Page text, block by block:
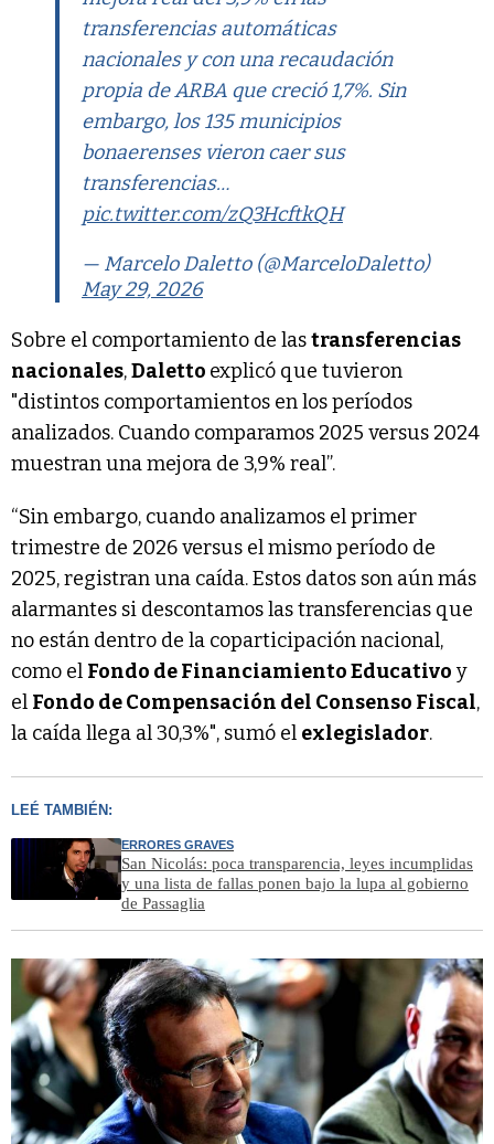
transferencias automáticas
nacionales y con una recaudación
propia de ARBA que creció 1,7%. Sin
embargo, los 135 municipios
bonaerenses vieron caer sus
transferencias…
pic.twitter.com/zQ3HcftkQH
— Marcelo Daletto (@MarceloDaletto)
May 29, 2026
Sobre el comportamiento de lastransferencias
nacionales,Daletto explicó que tuvieron
"distintos comportamientos en los períodos
analizados. Cuando comparamos 2025 versus 2024
muestran una mejora de 3,9% real”.
“Sin embargo, cuando analizamos el primer
trimestre de 2026 versus el mismo período de
2025, registran una caída. Estos datos son aún más
alarmantes si descontamos las transferencias que
no están dentro de la coparticipación nacional,
como el Fondo de Financiamiento Educativo y
el Fondo de Compensación del Consenso Fiscal,
la caída llega al 30,3%", sumó el exlegislador.
LEÉ TAMBIÉN:
ERRORES GRAVES
San Nicolás: poca transparencia, leyes incumplidas
y una lista de fallas ponen bajo la lupa al gobierno
de Passaglia